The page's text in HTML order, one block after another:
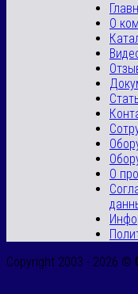
О
О
Copyright 2003 - 2026 ©